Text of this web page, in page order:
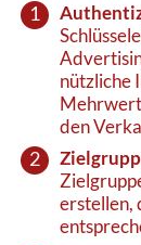
nützliche
den
erstellen,